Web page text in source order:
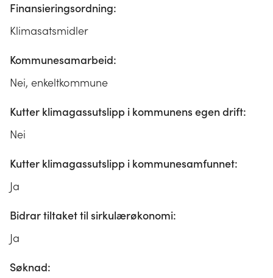
Finansieringsordning:
Klimasatsmidler
Kommunesamarbeid:
Nei, enkeltkommune
Kutter klimagassutslipp i kommunens egen drift:
Nei
Kutter klimagassutslipp i kommunesamfunnet:
Ja
Bidrar tiltaket til sirkulærøkonomi:
Ja
Søknad: